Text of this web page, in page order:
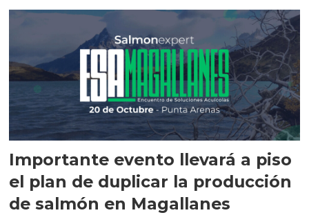
Importante evento llevará a piso
el plan de duplicar la producción
de salmón en Magallanes